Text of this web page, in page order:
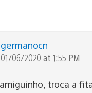
germanocn
01/06/2020 at 1:55 PM
amiguinho, troca a